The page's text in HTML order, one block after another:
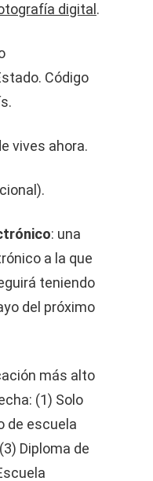
digital .
Código
vives ahora.
: una
a la que
teniendo
del próximo
más alto
(1) Solo
de escuela
Diploma de